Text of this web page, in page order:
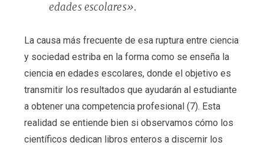
edades escolares».
La causa más frecuente de esa ruptura entre ciencia
y sociedad estriba en la forma como se enseña la
ciencia en edades escolares, donde el objetivo es
transmitir los resultados que ayudarán al estudiante
a obtener una competencia profesional (7). Esta
realidad se entiende bien si observamos cómo los
científicos dedican libros enteros a discernir los